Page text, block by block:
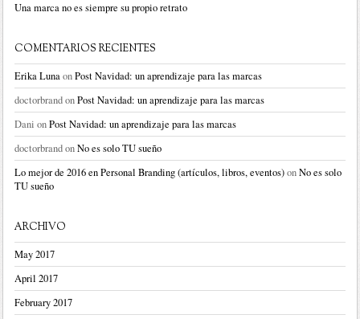
Una marca no es siempre su propio retrato
COMENTARIOS RECIENTES
Erika LunaonPost Navidad: un aprendizaje para las marcas
doctorbrandonPost Navidad: un aprendizaje para las marcas
Dani onPost Navidad: un aprendizaje para las marcas
doctorbrandonNo es solo TU sueño
Lo mejor de 2016 en Personal Branding (artículos, libros, eventos)onNo es solo
TU sueño
ARCHIVO
May 2017
April 2017
February 2017